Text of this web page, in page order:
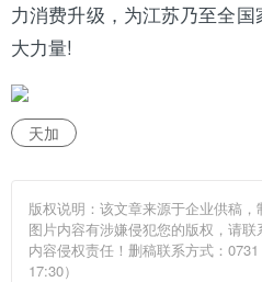
力消费升级，为江苏乃至全
大力量!
天加
版权说明：该文章来源于企业供稿，
图片内容有涉嫌侵犯您的版权，请
内容侵权责任！删稿联系方式：
17:30）